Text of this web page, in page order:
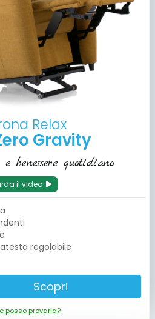
Relax
Gravity
benessere quotidiano
il video
regolabile
Scopri
posso provarla?